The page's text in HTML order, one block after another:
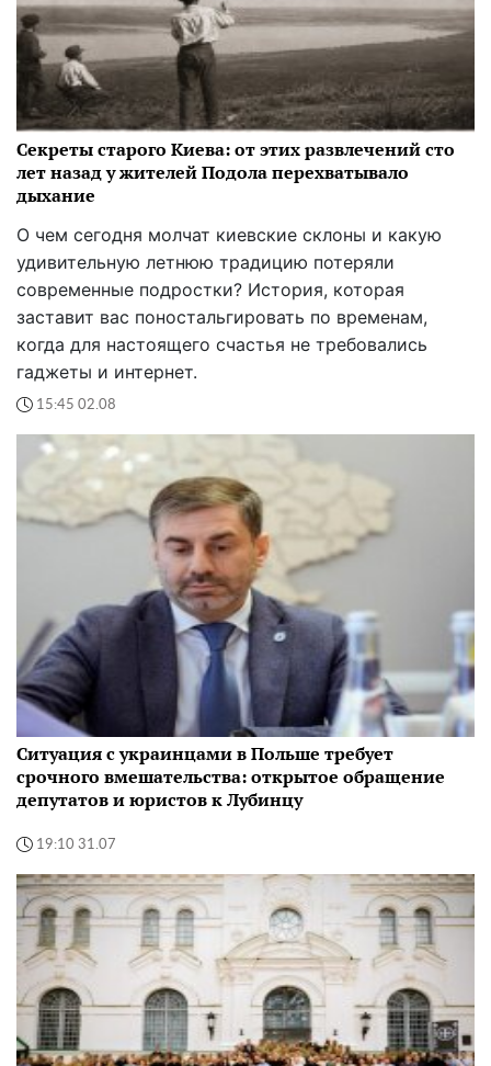
Секреты старого Киева: от этих развлечений сто
лет назад у жителей Подола перехватывало
дыхание
О чем сегодня молчат киевские склоны и какую
удивительную летнюю традицию потеряли
современные подростки? История, которая
заставит вас поностальгировать по временам,
когда для настоящего счастья не требовались
гаджеты и интернет.
15:45 02.08
Ситуация с украинцами в Польше требует
срочного вмешательства: открытое обращение
депутатов и юристов к Лубинцу
19:10 31.07